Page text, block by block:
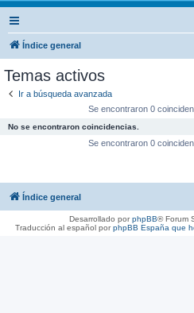
Índice general
Temas activos
Ir a búsqueda avanzada
Se encontraron 0
No se encontraron coincidencias.
Se encontraron 0
Índice general
Desarrollado porphpBB® Forum
Traducción al español porphpBB España que